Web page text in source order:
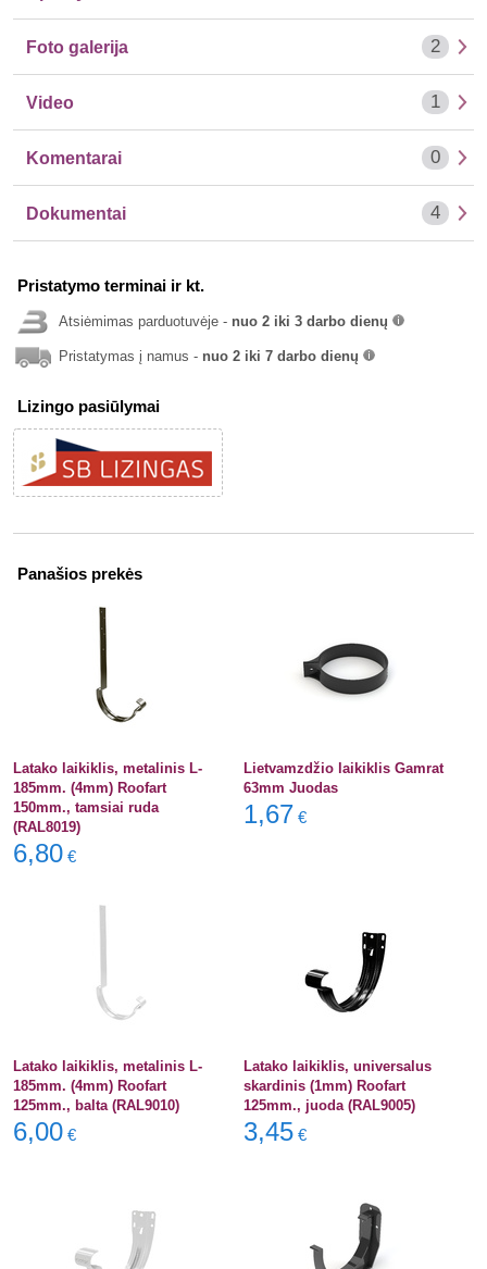
Foto galerija 2
Video 1
Komentarai 0
Dokumentai 4
Pristatymo terminai ir kt.
Atsiėmimas parduotuvėje - nuo 2 iki 3 darbo dienų
Pristatymas į namus - nuo 2 iki 7 darbo dienų
Lizingo pasiūlymai
Panašios prekės
Latako laikiklis, metalinis L-
185mm. (4mm) Roofart
150mm., tamsiai ruda
(RAL8019)
6,80 €
Lietvamzdžio laikiklis Gamrat
63mm Juodas
1,67 €
Latako laikiklis, metalinis L-
185mm. (4mm) Roofart
125mm., balta (RAL9010)
6,00 €
Latako laikiklis, universalus
skardinis (1mm) Roofart
125mm., juoda (RAL9005)
3,45 €